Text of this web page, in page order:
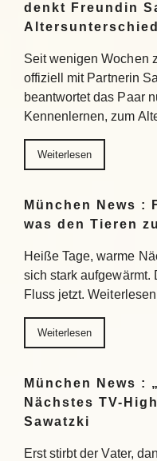
denkt Freundin
Altersunterschied
Seit wenigen Wochen
offiziell mit Partnerin
beantwortet das Paar
Kennenlernen, zum
Weiterlesen
München News :
was den Tieren
Heiße Tage, warme
sich stark aufgewärmt.
Fluss jetzt. Weiterlesen
Weiterlesen
München News :
Nächstes TV-
Sawatzki
Erst stirbt der Vater,